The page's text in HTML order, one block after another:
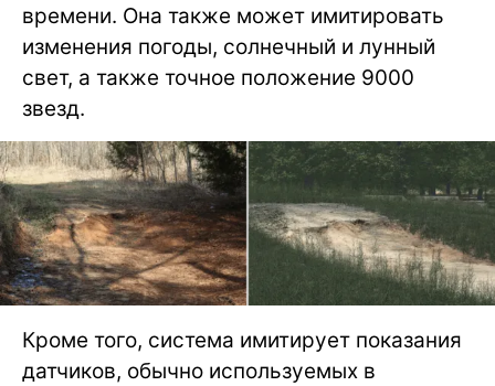
времени. Она также может имитировать
изменения погоды, солнечный и лунный
свет, а также точное положение 9000
звезд.
Кроме того, система имитирует показания
датчиков, обычно используемых в